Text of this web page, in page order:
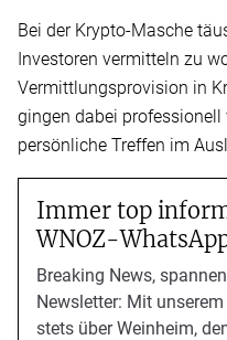
Bei der Krypto-Masche
Investoren vermitteln zu
Vermittlungsprovision in
gingen dabei
persönliche Treffen im
Immer top
WNOZ-
Breaking News,
Newsletter: Mit
stets über Weinheim,